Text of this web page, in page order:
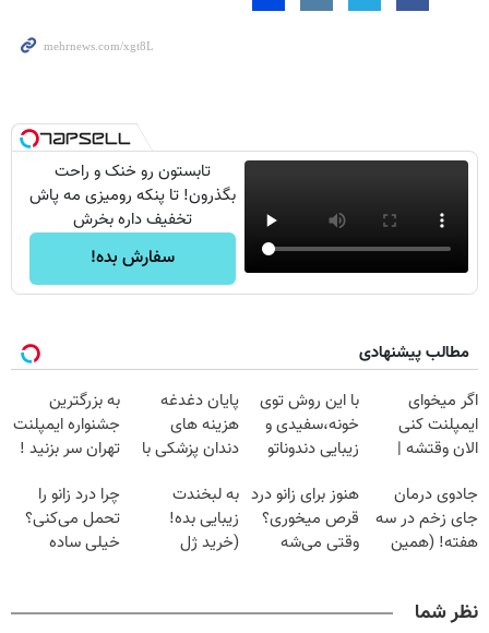
تابستون رو خنک و راحت
بگذرون! تا پنکه رومیزی مه پاش
تخفیف داره بخرش
سفارش بده!
مطالب پیشنهادی
اگر میخوای
ایمپلنت کنی
الان وقتشه |
میلیون تومان!!!
با این روش توی
خونه،سفیدی و
زیبایی دندوناتو
(40%off)
پایان دغدغه
هزینه های
دندان پزشکی با
خانگی
به بزرگترین
جشنواره ایمپلنت
تهران سر بزنید !
میلیون !
جادوی درمان
جای زخم در سه
هفته! (همین
هنوز برای زانو درد
قرص میخوری؟
وقتی می‌شه
به لبخندت
زیبایی بده!
(خرید ژل
با40%تخفیف)
چرا درد زانو را
تحمل می‌کنی؟
خیلی ساده
نظر شما